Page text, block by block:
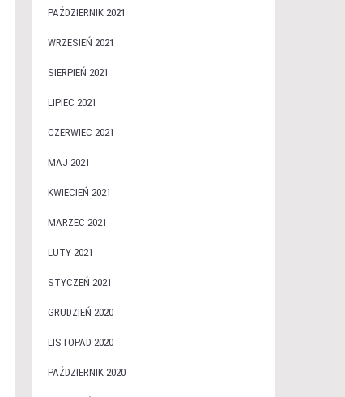
PAŹDZIERNIK 2021
WRZESIEŃ 2021
SIERPIEŃ 2021
LIPIEC 2021
CZERWIEC 2021
MAJ 2021
KWIECIEŃ 2021
MARZEC 2021
LUTY 2021
STYCZEŃ 2021
GRUDZIEŃ 2020
LISTOPAD 2020
PAŹDZIERNIK 2020